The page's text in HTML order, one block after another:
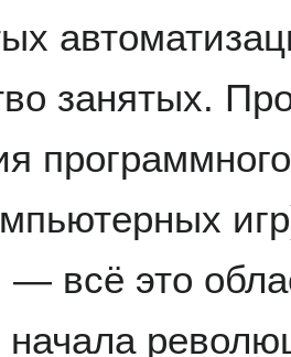
занятых.
— всё это
начала